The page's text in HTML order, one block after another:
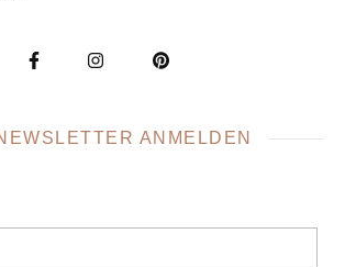
ANMELDEN